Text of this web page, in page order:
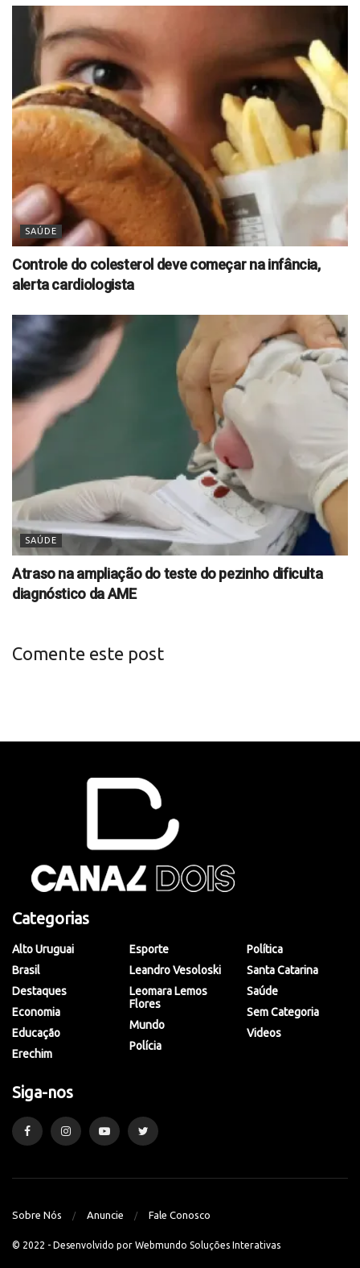
SAÚDE
Controle do colesterol deve começar na infância,
alerta cardiologista
SAÚDE
Atraso na ampliação do teste do pezinho dificulta
diagnóstico da AME
Comente este post
Categorias
Alto Uruguai
Brasil
Destaques
Economia
Educação
Erechim
Esporte
Leandro Vesoloski
Leomara Lemos
Flores
Mundo
Polícia
Política
Santa Catarina
Saúde
Sem Categoria
Videos
Siga-nos
Sobre Nós Anuncie Fale Conosco
© 2022 - Desenvolvido por Webmundo Soluções Interativas